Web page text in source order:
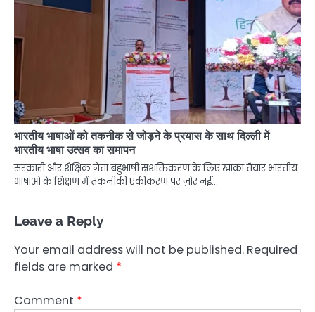
भारतीय भाषाओं को तकनीक से जोड़ने के प्रयास के साथ दिल्ली में
भारतीय भाषा उत्सव का समापन
सरकारी और शैक्षिक नेता बहुभाषी सशक्तिकरण के लिए खाका तैयार भारतीय
भाषाओं के शिक्षण में तकनीकी एकीकरण पर ज़ोर नई…
Leave a Reply
Your email address will not be published. Required
fields are marked *
Comment *